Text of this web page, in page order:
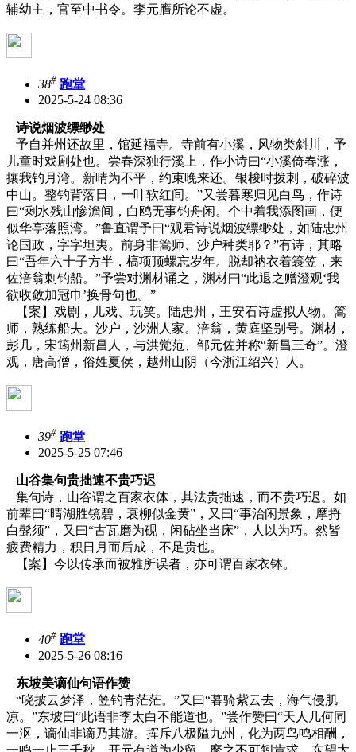
辅幼主，官至中书令。李元膺所论不虚。
38# 跑堂
2025-5-24 08:36
诗说烟波缥缈处
予自并州还故里，馆延福寺。寺前有小溪，风物类斜川，予
儿童时戏剧处也。尝春深独行溪上，作小诗曰“小溪倚春涨，
攘我钓月湾。新晴为不平，约束晚来还。银梭时拨刺，破碎波
中山。整钓背落日，一叶软红间。”又尝暮寒归见白鸟，作诗
曰“剩水残山惨澹间，白鸥无事钓舟闲。个中着我添图画，便
似华亭落照湾。”鲁直谓予曰“观君诗说烟波缥缈处，如陆忠州
论国政，字字坦夷。前身非篙师、沙户种类耶？”有诗，其略
曰“吾年六十子方半，槁项顶螺忘岁年。脱却衲衣着簑笠，来
佐涪翁刺钓船。”予尝对渊材诵之，渊材曰“此退之赠澄观‘我
欲收敛加冠巾’换骨句也。”
【案】戏剧，儿戏、玩笑。陆忠州，王安石诗虚拟人物。篙
师，熟练船夫。沙户，沙洲人家。涪翁，黄庭坚别号。渊材，
彭几，宋筠州新昌人，与洪觉范、邹元佐并称“新昌三奇”。澄
观，唐高僧，俗姓夏侯，越州山阴（今浙江绍兴）人。
39# 跑堂
2025-5-25 07:46
山谷集句贵拙速不贵巧迟
集句诗，山谷谓之百家衣体，其法贵拙速，而不贵巧迟。如
前辈曰“晴湖胜镜碧，衰柳似金黄”，又曰“事治闲景象，摩捋
白髭须”，又曰“古瓦磨为砚，闲砧坐当床”，人以为巧。然皆
疲费精力，积日月而后成，不足贵也。
【案】今以传承而被雅所误者，亦可谓百家衣钵。
40# 跑堂
2025-5-26 08:16
东坡美谪仙句语作赞
“晓披云梦泽，笠钓青茫茫。”又曰“暮骑紫云去，海气侵肌
凉。”东坡曰“此语非李太白不能道也。”尝作赞曰“天人几何同
一沤，谪仙非谪乃其游。挥斥八极隘九州，化为两鸟鸣相酬，